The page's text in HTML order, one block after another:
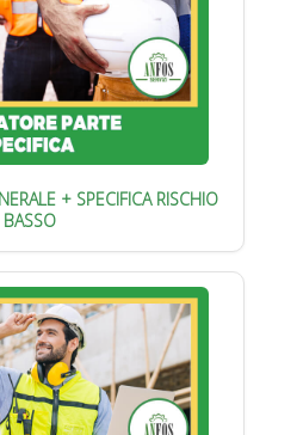
+ SPECIFICA RISCHIO
BASSO